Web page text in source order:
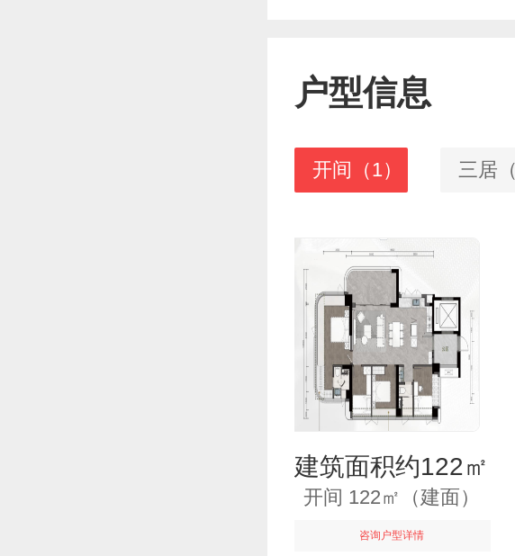
户型信息
开间（1） 三居（
建筑面积约122㎡
开间 122㎡（建面）
咨询户型详情